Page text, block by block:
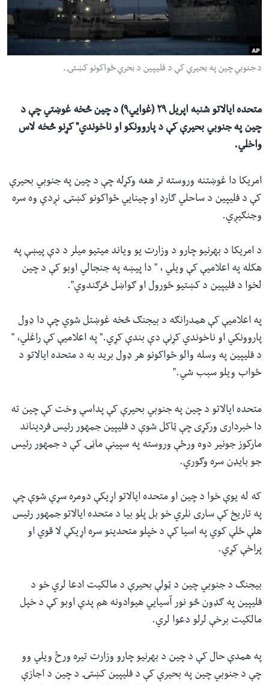
ځای
له مونږ سره په تماس کې پاتې شئ
د جنوبي چین په بحیرې کې د فلیپین د بحري ځواکونو کښتۍ.
متحده ایالاتو شنبه اپریل ۲۹ (غوایي۹) د چین څخه غوښتي چې د
چین په جنوبي بحیرې کې د پاروونکو او ناخوندي" کړنو څخه لاس
واخلي.
امریکا دا غوښتنه وروسته تر هغه وکړله چې د چین په جنوبي بحیرې
کې د فلیپین د ساحلي ګارډ او چینایي ځواکونو کښتۍ نږدې وه سره
وجنګیږي.
د امریکا د بهرنیو چارو د وزارت یو ویاند میتیو میلر د دې پیښې په
هکله په اعلامیې کې ویلي ، " دا پیښه په جنجالي اوبو کې د چین
لخوا د فلیپین د کښتیو ځورول او ګواښل څرګندوي".
په اعلامیې کې همدرانګه د بیجنګ څخه غوښتل شوي چې دا ډول
پاروونکي او ناخوندي کړنې دې بندې کړي." په اعلامیې کې راغلي، "
د فلیپین په وسله والو ځواکونو هر ډول برید به د متحده ایالاتو د
ځواب ویلو سبب شي."
متحده ایالاتو د چین په جنوبي بحیرې کې پداسې وخت کې چین ته
دا خبرداری ورکړی چې ټاکل شوې د فلیپین جمهور رئیس فردیناند
مارکوز جونیر دوه ورځې وروسته په سپینې ماڼۍ کې د جمهور رئیس
جو بایډن سره وګوري.
که له یوې خوا د چین او متحده ایالاتو اړیکې دومره سړې شوې چې
په تاریخ کې ساری نلري خو بل پلو بیا د متحده ایالاتو جمهور رئیس
هلې ځلې کوي په اسیا کې د خپلو متحدینو سره اړیکې لا قوي او
پراخې کړي.
بیجنګ د جنوبي چین د ټولې بحیرې د مالکیت ادعا لري خو د
فلیپین په ګډون څو نور آسیایي هیوادونه هم پدې اوبو کې د خپل
مالکیت برخې لرلو دعوا لري.
په همدې حال کې د چین د بهرنیو چارو وزارت تیره ورځ ویلي وو
چې د جنوبي چین په بحیرې کې د فلیپین کښتۍ د چین د اجازې